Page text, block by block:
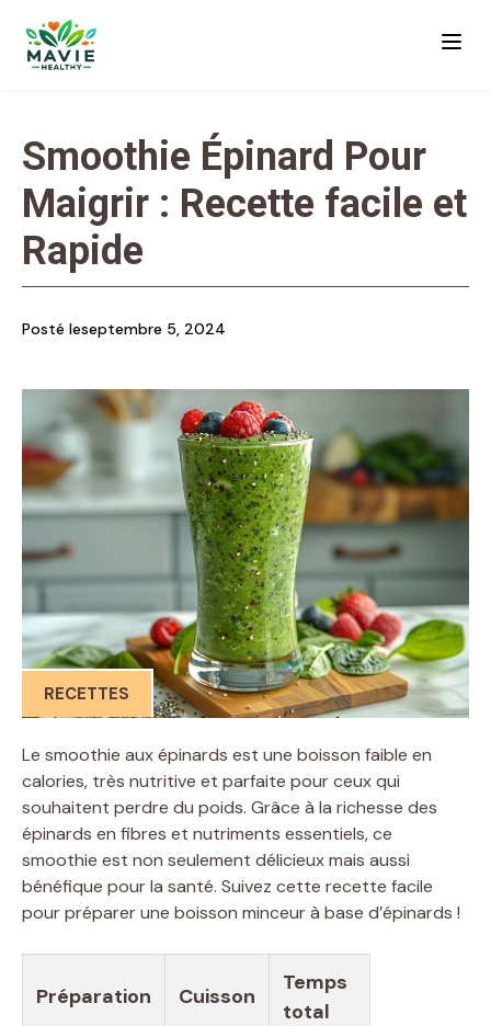
Smoothie Épinard Pour
Maigrir : Recette facile et
Rapide
Posté leseptembre 5, 2024
RECETTES
Le smoothie aux épinards est une boisson faible en
calories, très nutritive et parfaite pour ceux qui
souhaitent perdre du poids. Grâce à la richesse des
épinards en fibres et nutriments essentiels, ce
smoothie est non seulement délicieux mais aussi
bénéfique pour la santé. Suivez cette recette facile
pour préparer une boisson minceur à base d’épinards !
Préparation Cuisson
Temps
total